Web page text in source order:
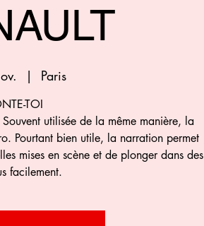
  |
Paris
TOI
utilisée de la même manière, la
Pourtant bien utile, la narration permet
mises en scène et de plonger dans des
facilement.